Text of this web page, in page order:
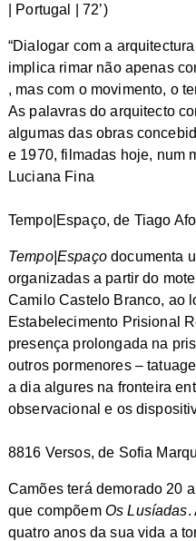
| Portugal | 72’)
“Dialogar com a
implica rimar não apenas
, mas com o movimento, o
As palavras do arquitecto
algumas das obras
e 1970, filmadas hoje, num
Luciana Fina
Tempo|Espaço, de Tiago
Tempo|Espaçodocumenta
organizadas a partir do
Camilo Castelo Branco, ao
Estabelecimento Prisional
presença prolongada na
outros pormenores –
a dia algures na fronteira
observacional e os
8816 Versos, de Sofia
Camões terá demorado 20
que compõem Os Lusíadas.
quatro anos da sua vida a